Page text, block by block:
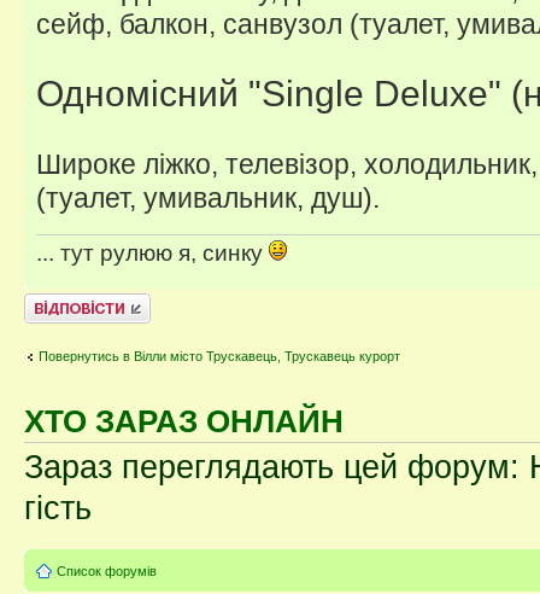
сейф, балкон, санвузол (туалет,
Одномісний "Single Deluxe"
Широке ліжко, телевізор,
(туалет, умивальник, душ).
... тут рулюю я, синку
Відповісти
Повернутись в Вілли місто Трускавець, Трускавець курорт
ХТО ЗАРАЗ ОНЛАЙН
Зараз переглядають цей форум:
гість
Список форумів